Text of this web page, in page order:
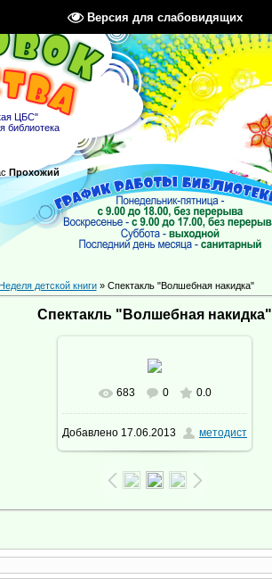
Версия для слабовидящих
ЦБС"
библиотека
Прохожий
Неделя детской книги» Спектакль "Волшебная накидка"
Спектакль "Волшебная накидка"
В реальном размере
1024x768/ 248.5Kb
683 0 0.0
Добавлено 17.06.2013 методист